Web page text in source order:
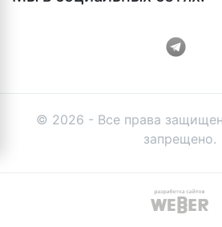
© 2026 - Все права
запрещено.